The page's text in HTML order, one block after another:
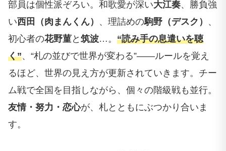
部員は個性派ぞろい。和歌愛が深い大江奏、勝負強
い西田（肉まんくん） 、理詰めの駒野（デスク） 、
初心者の花野菫と 筑波…。 “読み手の息遣いを聴
く”、“札の並びで世界が変わる”――ルールを覚え
るほど、世界の見え方が更新されていきます。チー
ム戦で全国を目指しながら、個々の階級戦も並行。
友情・努力・恋心が、札とともにぶつかり合いま
す。